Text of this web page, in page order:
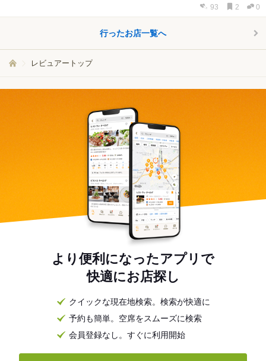
93 2 0
行ったお店一覧へ
レビュアートップ
より便利になったアプリで
快適にお店探し
クイックな現在地検索。検索が快適に
予約も簡単。空席をスムーズに検索
会員登録なし。すぐに利用開始